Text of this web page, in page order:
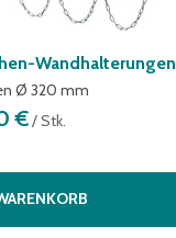
Wandhalterungen
Ø 320 mm
€/ Stk.